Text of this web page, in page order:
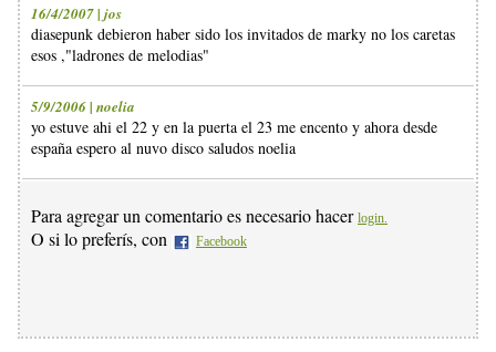
16/4/2007 | jos
diasepunk debieron haber sido los invitados de marky no los caretas
esos ,"ladrones de melodias"
5/9/2006 | noelia
yo estuve ahi el 22 y en la puerta el 23 me encento y ahora desde
españa espero al nuvo disco saludos noelia
Para agregar un comentario es necesario hacer login.
O si lo preferís, con Facebook